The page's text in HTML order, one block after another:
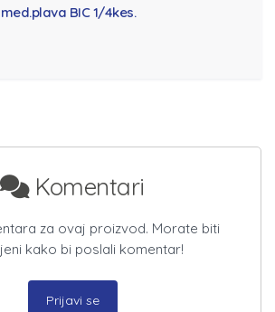
BIC 1/4kes.
Komentari
za ovaj proizvod. Morate biti
kako bi poslali komentar!
Prijavi se